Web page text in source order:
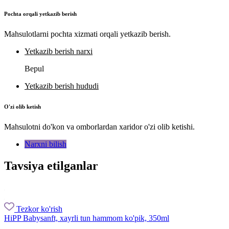
Pochta orqali yetkazib berish
Mahsulotlarni pochta xizmati orqali yetkazib berish.
Yetkazib berish narxi
Bepul
Yetkazib berish hududi
O'zi olib ketish
Mahsulotni do'kon va omborlardan xaridor o'zi olib ketishi.
Narxni bilish
Tavsiya etilganlar
Tezkor ko'rish
HiPP Babysanft, xayrli tun hammom ko'pik, 350ml